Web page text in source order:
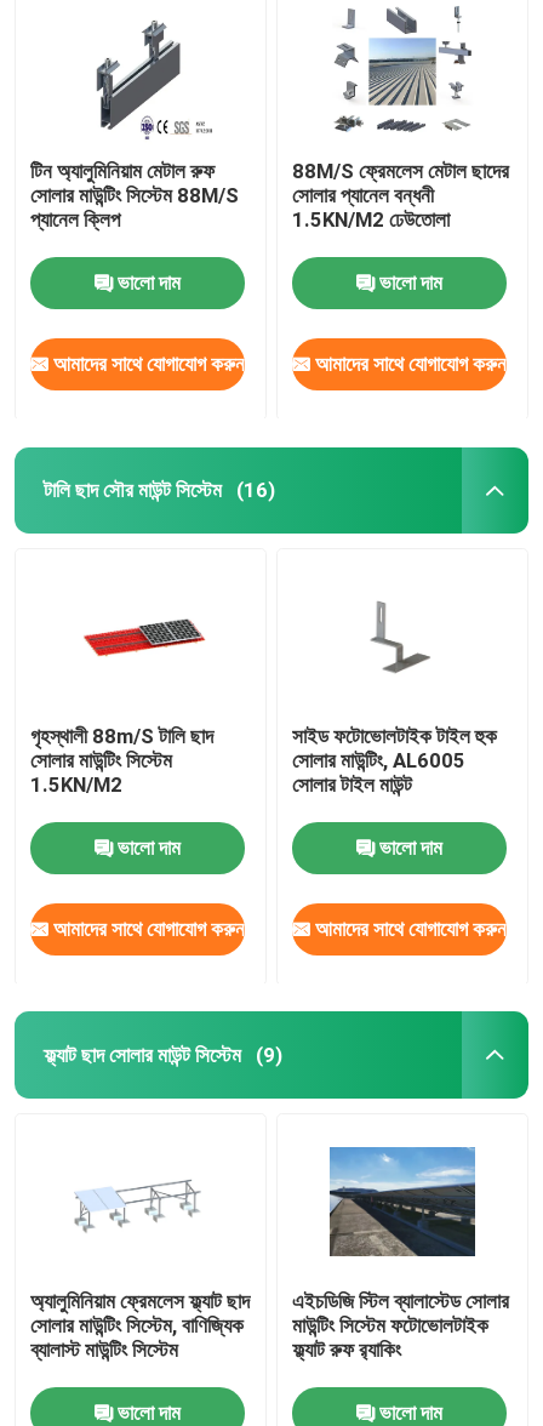
টিন অ্যালুমিনিয়াম মেটাল রুফ
সোলার মাউন্টিং সিস্টেম 88M/S
প্যানেল ক্লিপ
ভালো দাম
আমাদের সাথে যোগাযোগ করুন
88M/S ফ্রেমলেস মেটাল ছাদের
সোলার প্যানেল বন্ধনী
1.5KN/M2 ঢেউতোলা
ভালো দাম
আমাদের সাথে যোগাযোগ করুন
টালি ছাদ সৌর মাউন্ট সিস্টেম (16)
গৃহস্থালী 88m/S টালি ছাদ
সোলার মাউন্টিং সিস্টেম
1.5KN/M2
ভালো দাম
আমাদের সাথে যোগাযোগ করুন
সাইড ফটোভোলটাইক টাইল হুক
সোলার মাউন্টিং, AL6005
সোলার টাইল মাউন্ট
ভালো দাম
আমাদের সাথে যোগাযোগ করুন
ফ্ল্যাট ছাদ সোলার মাউন্ট সিস্টেম (9)
অ্যালুমিনিয়াম ফ্রেমলেস ফ্ল্যাট ছাদ
সোলার মাউন্টিং সিস্টেম, বাণিজ্যিক
ব্যালাস্ট মাউন্টিং সিস্টেম
ভালো দাম
এইচডিজি স্টিল ব্যালাস্টেড সোলার
মাউন্টিং সিস্টেম ফটোভোলটাইক
ফ্ল্যাট রুফ র‌্যাকিং
ভালো দাম